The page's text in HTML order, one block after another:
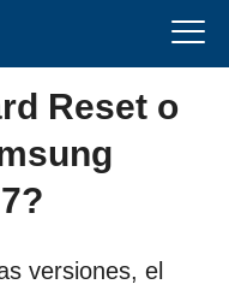
Reset o
versiones, el